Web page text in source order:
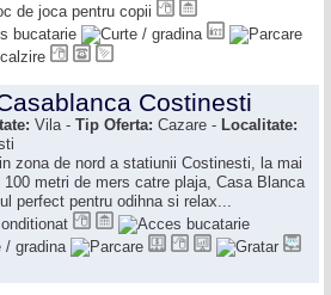
Costinesti
Vila - Tip Oferta: Cazare - Localitate:
zona de nord a statiunii Costinesti, la mai
100 metri de mers catre plaja, Casa Blanca
perfect pentru odihna si relax...